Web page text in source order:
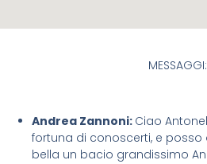
MESSAGGI:
Andrea Zannoni: Ciao
fortuna di conoscerti, e posso
bella un bacio grandissimo